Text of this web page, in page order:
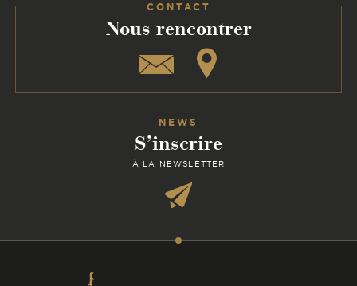
CONTACT
Nous rencontrer
NEWS
S’inscrire
À LA NEWSLETTER
Coordonnées